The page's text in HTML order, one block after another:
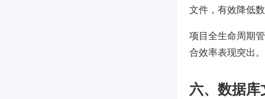
文件，有效降低
项目全生命周期
合效率表现突出。
六、数据